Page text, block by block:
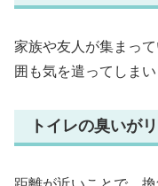
家族や友人が集まっ
囲も気を遣ってしまい
トイレの臭いが